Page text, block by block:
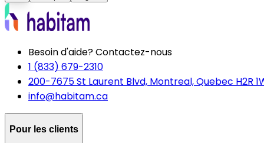
Besoin d'aide? Contactez-nous
1 (833) 679-2310
200-7675 St Laurent Blvd, Montreal, Quebec H2R
info@habitam.ca
Pour les clients